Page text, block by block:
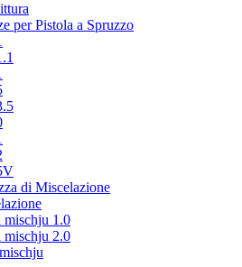
per Pistola a Spruzzo
di Miscelazione
mischju 1.0
mischju 2.0